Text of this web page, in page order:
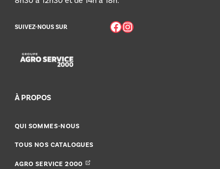
SUIVEZ-NOUS SUR Facebook Instagram
À PROPOS
QUI SOMMES-NOUS
TOUS NOS CATALOGUES
AGRO SERVICE 2000